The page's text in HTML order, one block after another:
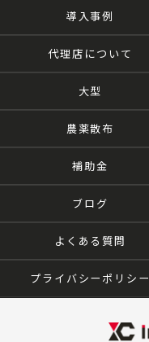
導入事例
代理店について
大型
農薬散布
補助金
ブログ
よくある質問
プライバシーポリシー